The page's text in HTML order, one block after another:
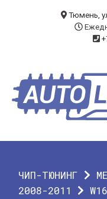
ЧИП-ТЮНИНГ
ДИАГНОСТИКА
О КОМПАНИИ
Тюмень,
ЧИП-ТЮНИНГ
2008-2011